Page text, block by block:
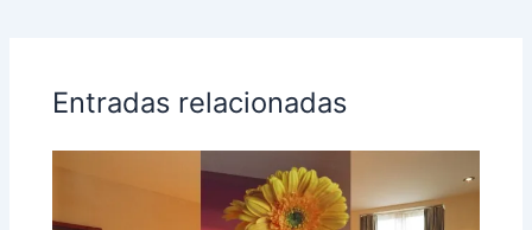
Entradas relacionadas